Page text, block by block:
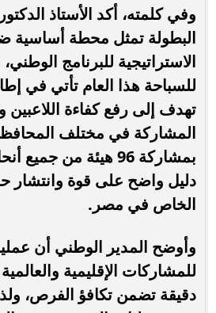
وفي كلمته، أكد الأستاذ
البطولة تمثل محطة أساسية
الاستراتيجية للبرنامج
للسباحة هذا العام تأتي في
تهدف إلى رفع كفاءة اللاعبين
المشاركة في مختلف
بمشاركة 96 هيئة من
دليل واضح على قوة وانتشار
الخاص في مصر.
وأوضح المدير الوطني أن عملية
للمشاركات الإقليمية
دقيقة تضمن تكافؤ الفرص،